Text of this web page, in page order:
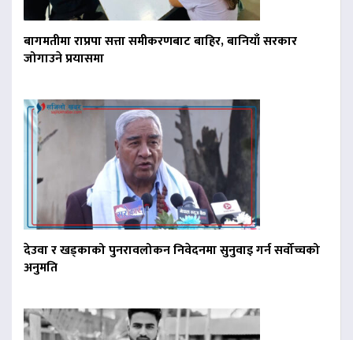
बागमतीमा राप्रपा सत्ता समीकरणबाट बाहिर, बानियाँ सरकार
जोगाउने प्रयासमा
देउवा र खड्काको पुनरावलोकन निवेदनमा सुनुवाइ गर्न सर्वोच्चको
अनुमति